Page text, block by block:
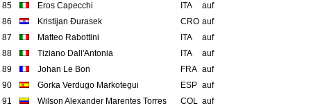
85
Eros Capecchi ITA
auf
86
Kristijan Đurasek CRO auf
87
Matteo Rabottini ITA
auf
88
Tiziano Dall'Antonia ITA
auf
89
Johan Le Bon FRA auf
90
Gorka Verdugo Markotegui ESP auf
91
Wilson Alexander Marentes Torres COL auf